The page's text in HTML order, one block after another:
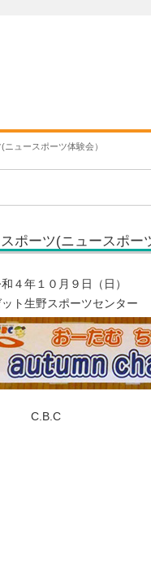
ュースポーツ体験会）
ポーツ(ニュースポー
４年１０月９日（日）
ット生野スポーツセンター
C.B.C